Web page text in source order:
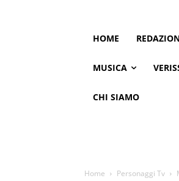
HOME
MUSICA
CHI SIAMO
Home Personaggi Tv